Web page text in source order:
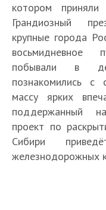
котором
Грандиозный
крупные города
восьмидневное
побывали в
познакомились с
массу ярких
поддержанный
проект по
Сибири
железнодорожных